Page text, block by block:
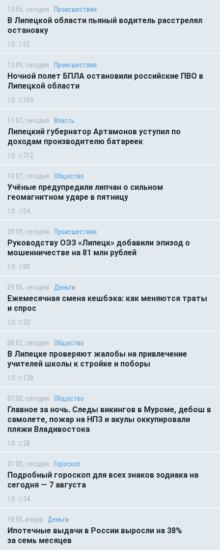
13:55, сегодня Происшествия
В Липецкой области пьяный водитель расстрелял
остановку
0 52
12:09, сегодня Происшествия
Ночной полет БПЛА остановили российские ПВО в
Липецкой области
0 160
11:07, сегодня Власть
Липецкий губернатор Артамонов уступил по
доходам производителю батареек
0 712
10:07, сегодня Общество
Учёные предупредили липчан о сильном
геомагнитном ударе в пятницу
0 54
09:09, сегодня Происшествия
Руководству ОЭЗ «Липецк» добавили эпизод о
мошенничестве на 81 млн рублей
0 80
09:05, сегодня Деньги
Ежемесячная смена кешбэка: как меняются траты
и спрос
0 32
08:02, сегодня Общество
В Липецке проверяют жалобы на привлечение
учителей школы к стройке и поборы
0 128
07:00, сегодня Общество
Главное за ночь. Следы викингов в Муроме, дебош в
самолете, пожар на НПЗ и акулы оккупировали
пляжи Владивостока
0 28
01:00, сегодня Гороскоп
Подробный гороскоп для всех знаков зодиака на
сегодня — 7 августа
0 34
18:05, вчера Деньги
Ипотечные выдачи в России выросли на 38%
за семь месяцев